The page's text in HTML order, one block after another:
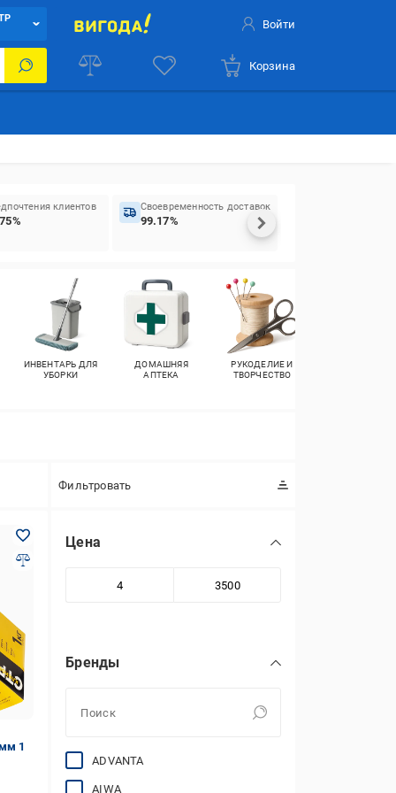
Войти
Корзина
клиентов Своевременность доставок
99.17%
ИНВЕНТАРЬ ДЛЯ
УБОРКИ
ДОМАШНЯЯ
АПТЕКА
РУКОДЕЛИЕ И
ТВОРЧЕСТВО
Фильтровать
1
Цена
Бренды
ADVANTA
AIWA